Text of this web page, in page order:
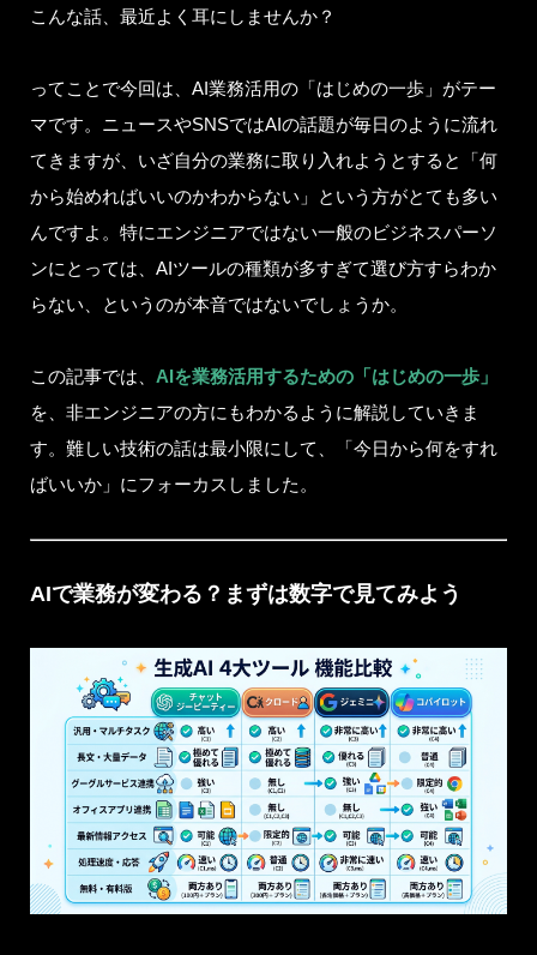
こんな話、最近よく耳にしませんか？
ってことで今回は、AI業務活用の「はじめの一歩」がテー
マです。ニュースやSNSではAIの話題が毎日のように流れ
てきますが、いざ自分の業務に取り入れようとすると「何
から始めればいいのかわからない」という方がとても多い
んですよ。特にエンジニアではない一般のビジネスパーソ
ンにとっては、AIツールの種類が多すぎて選び方すらわか
らない、というのが本音ではないでしょうか。
この記事では、 AIを業務活用するための「はじめの一歩」
を、非エンジニアの方にもわかるように解説していきま
す。難しい技術の話は最小限にして、「今日から何をすれ
ばいいか」にフォーカスしました。
AIで業務が変わる？まずは数字で見てみよう